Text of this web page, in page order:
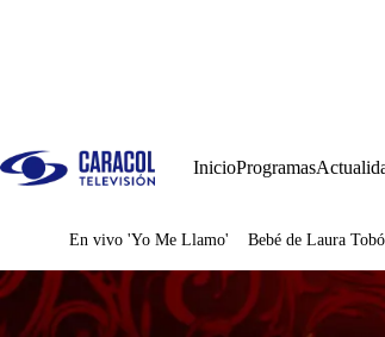
InicioProgramas
Juegos
En vivo 'Yo Me Llamo' Bebé de Laura